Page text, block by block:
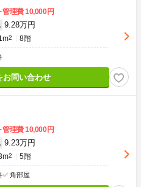
管理費10,000円
9.28万円
2 8階
お問い合わせ
管理費10,000円
9.23万円
2 5階
角部屋